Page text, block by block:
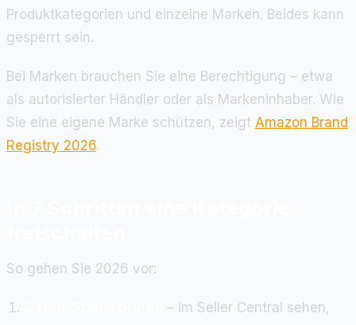
Produktkategorien und einzelne Marken. Beides kann
gesperrt sein.
Bei Marken brauchen Sie eine Berechtigung – etwa
als autorisierter Händler oder als Markeninhaber. Wie
Sie eine eigene Marke schützen, zeigt Amazon Brand
Registry 2026.
So gehen Sie 2026 vor:
– im Seller Central sehen,